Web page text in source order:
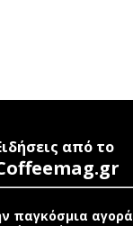
από το
παγκόσμια αγορά